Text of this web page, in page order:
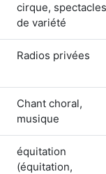
cirque, spectacles
de variété
Radios privées
Chant choral,
musique
équitation
(équitation,